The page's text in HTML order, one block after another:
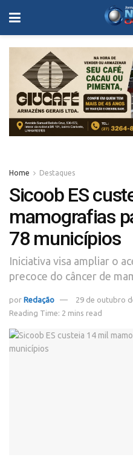
Home Destaques
Sicoob ES
mamografias
78 municípios
Iniciativa visa ampliar o
precoce do câncer de
por Redação
29 de outubro
Reading Time: 2 mins read